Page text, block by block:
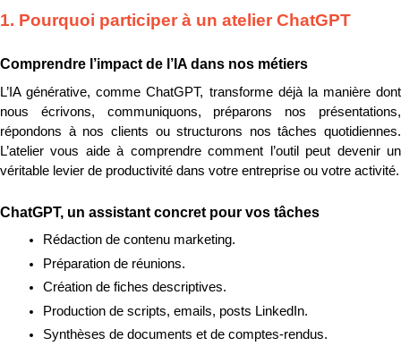
1. Pourquoi participer à un atelier ChatGPT
Comprendre l’impact de l’IA dans nos métiers
L’IA générative, comme ChatGPT, transforme déjà la manière dont
nous écrivons, communiquons, préparons nos présentations,
répondons à nos clients ou structurons nos tâches quotidiennes.
L’atelier vous aide à comprendre comment l’outil peut devenir un
véritable levier de productivité dans votre entreprise ou votre activité.
ChatGPT, un assistant concret pour vos tâches
Rédaction de contenu marketing.
Préparation de réunions.
Création de fiches descriptives.
Production de scripts, emails, posts LinkedIn.
Synthèses de documents et de comptes-rendus.